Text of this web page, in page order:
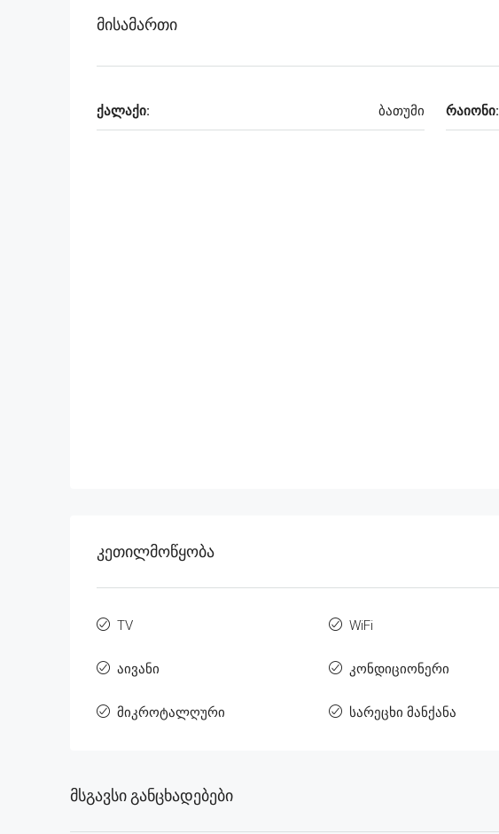
Მისამართი
ქალაქი: ბათუმი რაიონი:
Კეთილმოწყობა
TV WiFi
აივანი კონდიციონერი
მიკროტალღური სარეცხი მანქანა
Მსგავსი Განცხადებები